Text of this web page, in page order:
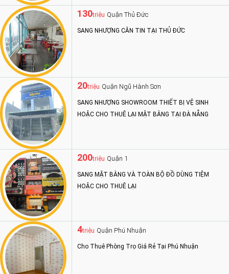
130triệu Quận Thủ Đức
SANG NHƯỢNG CĂN TIN TẠI THỦ ĐỨC
20triệu Quận Ngũ Hành Sơn
SANG NHƯỢNG SHOWROOM THIẾT BỊ VỆ SINH
HOẶC CHO THUÊ LẠI MẶT BẰNG TẠI ĐÀ NẴNG
200triệu Quận 1
SANG MẶT BẰNG VÀ TOÀN BỘ ĐỒ DÙNG TIỆM
HOẶC CHO THUÊ LẠI
4triệu Quận Phú Nhuận
Cho Thuê Phòng Trọ Giá Rẻ Tại Phú Nhuận